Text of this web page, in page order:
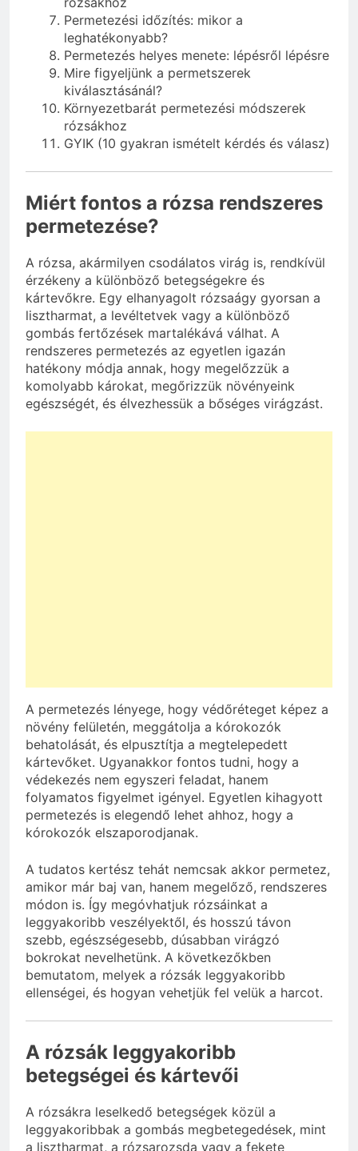
Permetezési időzítés: mikor a
leghatékonyabb?
Permetezés helyes menete: lépésről lépésre
Mire figyeljünk a permetszerek
kiválasztásánál?
Környezetbarát permetezési módszerek
rózsákhoz
GYIK (10 gyakran ismételt kérdés és válasz)
Miért fontos a rózsa rendszeres
permetezése?
A rózsa, akármilyen csodálatos virág is, rendkívül
érzékeny a különböző betegségekre és
kártevőkre. Egy elhanyagolt rózsaágy gyorsan a
lisztharmat, a levéltetvek vagy a különböző
gombás fertőzések martalékává válhat. A
rendszeres permetezés az egyetlen igazán
hatékony módja annak, hogy megelőzzük a
komolyabb károkat, megőrizzük növényeink
egészségét, és élvezhessük a bőséges virágzást.
A permetezés lényege, hogy védőréteget képez a
növény felületén, meggátolja a kórokozók
behatolását, és elpusztítja a megtelepedett
kártevőket. Ugyanakkor fontos tudni, hogy a
védekezés nem egyszeri feladat, hanem
folyamatos figyelmet igényel. Egyetlen kihagyott
permetezés is elegendő lehet ahhoz, hogy a
kórokozók elszaporodjanak.
A tudatos kertész tehát nemcsak akkor permetez,
amikor már baj van, hanem megelőző, rendszeres
módon is. Így megóvhatjuk rózsáinkat a
leggyakoribb veszélyektől, és hosszú távon
szebb, egészségesebb, dúsabban virágzó
bokrokat nevelhetünk. A következőkben
bemutatom, melyek a rózsák leggyakoribb
ellenségei, és hogyan vehetjük fel velük a harcot.
A rózsák leggyakoribb
betegségei és kártevői
A rózsákra leselkedő betegségek közül a
leggyakoribbak a gombás megbetegedések, mint
a lisztharmat, a rózsarozsda vagy a fekete